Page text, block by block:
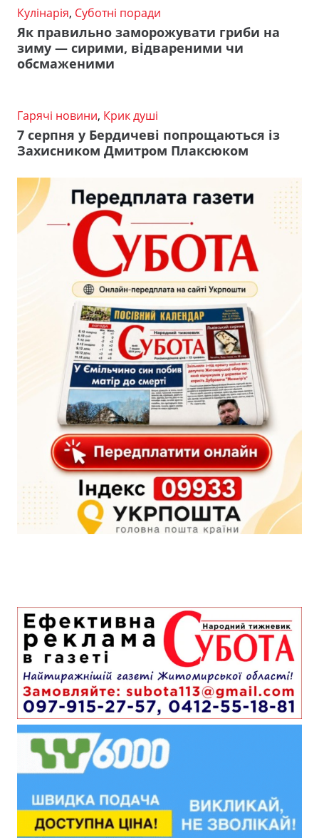
Кулінарія, Суботні поради
Як правильно заморожувати гриби на
зиму — сирими, відвареними чи
обсмаженими
Гарячі новини, Крик душі
7 серпня у Бердичеві попрощаються із
Захисником Дмитром Плаксюком